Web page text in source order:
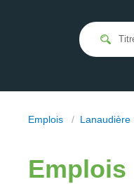
Emplois / Lanaudière
Emplois